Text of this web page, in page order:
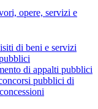
opere, servizi e
di beni e servizi
di appalti pubblici
pubblici di